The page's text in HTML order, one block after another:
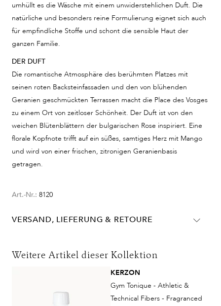
umhüllt es die Wäsche mit einem unwiderstehlichen Duft. Die
natürliche und besonders reine Formulierung eignet sich auch
für empfindliche Stoffe und schont die sensible Haut der
ganzen Familie.
DER DUFT
Die romantische Atmosphäre des berühmten Platzes mit
seinen roten Backsteinfassaden und den von blühenden
Geranien geschmückten Terrassen macht die Place des Vosges
zu einem Ort von zeitloser Schönheit. Der Duft ist von den
weichen Blütenblättern der bulgarischen Rose inspiriert. Eine
florale Kopfnote trifft auf ein süßes, samtiges Herz mit Mango
und wird von einer frischen, zitronigen Geranienbasis
getragen.
Art.-Nr.: 8120
VERSAND, LIEFERUNG & RETOURE
DHL
DHL Express
Weitere Artikel dieser Kollektion
KERZON
Gym Tonique - Athletic &
Technical Fibers - Fragranced